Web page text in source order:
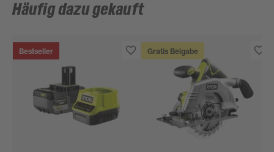
Häufig dazu gekauft
Bestseller Gratis Beigabe